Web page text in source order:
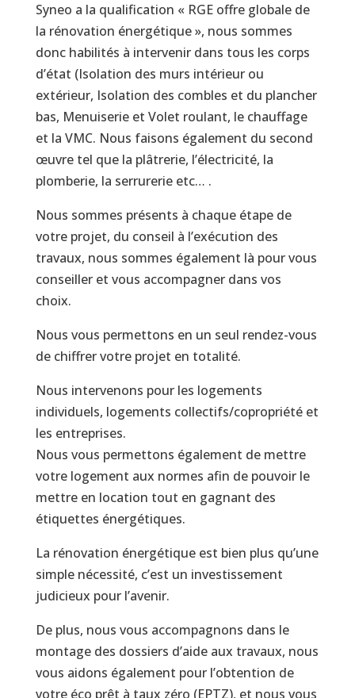
Syneo a la qualification « RGE offre globale de
la rénovation énergétique », nous sommes
donc habilités à intervenir dans tous les corps
d’état (Isolation des murs intérieur ou
extérieur, Isolation des combles et du plancher
bas, Menuiserie et Volet roulant, le chauffage
et la VMC. Nous faisons également du second
œuvre tel que la plâtrerie, l’électricité, la
plomberie, la serrurerie etc… .
Nous sommes présents à chaque étape de
votre projet, du conseil à l’exécution des
travaux, nous sommes également là pour vous
conseiller et vous accompagner dans vos
choix.
Nous vous permettons en un seul rendez-vous
de chiffrer votre projet en totalité.
Nous intervenons pour les logements
individuels, logements collectifs/copropriété et
les entreprises.
Nous vous permettons également de mettre
votre logement aux normes afin de pouvoir le
mettre en location tout en gagnant des
étiquettes énergétiques.
La rénovation énergétique est bien plus qu’une
simple nécessité, c’est un investissement
judicieux pour l’avenir.
De plus, nous vous accompagnons dans le
montage des dossiers d’aide aux travaux, nous
vous aidons également pour l’obtention de
votre éco prêt à taux zéro (EPTZ), et nous vous